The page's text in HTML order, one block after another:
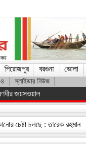
পিরোজপুর বরগুনা ভোলা
৪ স্লাইডার নিউজ
চেষ্টা চলছে : তারেক রহমান